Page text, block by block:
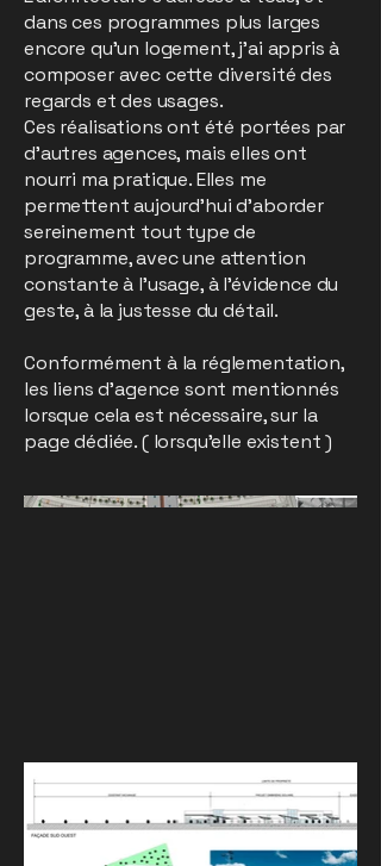
dans ces programmes plus larges
encore qu’un logement, j’ai appris à
composer avec cette diversité des
regards et des usages.
Ces réalisations ont été portées par
d’autres agences, mais elles ont
nourri ma pratique. Elles me
permettent aujourd’hui d’aborder
sereinement tout type de
programme, avec une attention
constante à l’usage, à l’évidence du
geste, à la justesse du détail.
Conformément à la réglementation,
les liens d’agence sont mentionnés
lorsque cela est nécessaire, sur la
page dédiée. ( lorsqu’elle existent )